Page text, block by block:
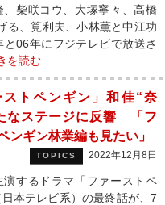
、柴咲コウ、大塚寧々、高橋
る、筧利夫、小林薫と中江功
06年にフジテレビで放送さ
を読む
ストペンギン」和佳“奈
なステージに反響 「フ
ンギン林業編も見たい」
TOPICS 2022年12月8日
するドラマ「ファーストペ
日本テレビ系）の最終話が、7